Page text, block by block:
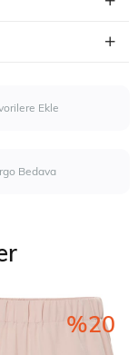
Ekle
Bedava
%20